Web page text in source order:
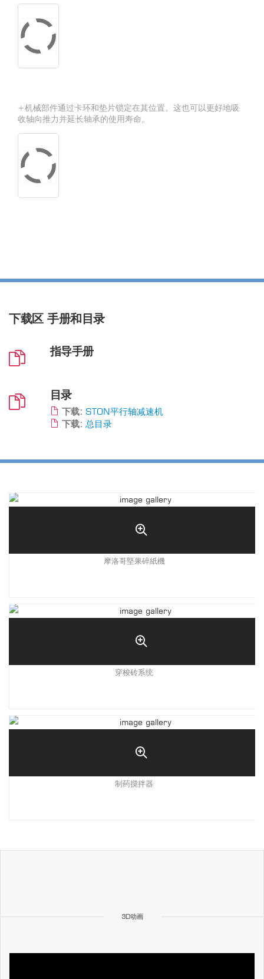
+机械部件通过卡环和垫片锁定在其位置。这也可以更好地吸
收轴向推力并延长轴承的使用寿命。
下载区手册和目录
指导手册
目录
下载: STON平行轴减速机
下载: 总目录
摩洛哥堅果碎紙機
穿梭砖系统
制药搅拌器
3D动画